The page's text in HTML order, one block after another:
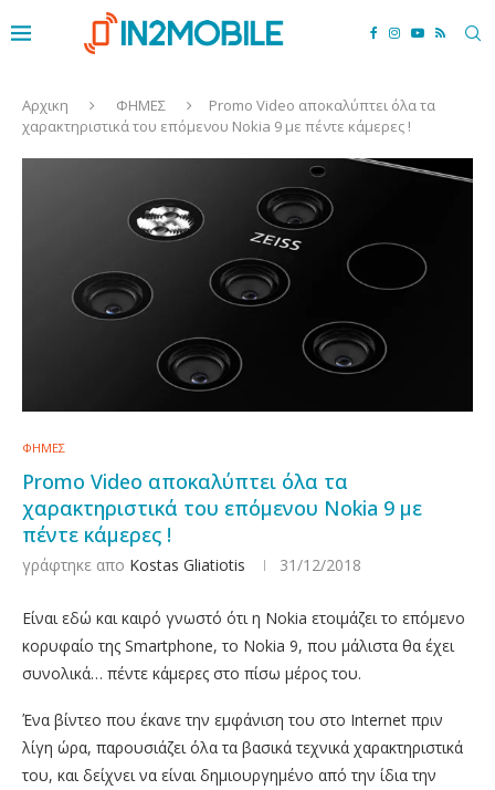
Αρχικη ΦΗΜΕΣ
Promo Video αποκαλύπτει όλα τα
χαρακτηριστικά του επόμενου Nokia 9 με πέντε κάμερες !
ΦΗΜΕΣ
Promo Video αποκαλύπτει όλα τα
χαρακτηριστικά του επόμενου Nokia 9 με
πέντε κάμερες !
γράφτηκε απο Kostas Gliatiotis 31/12/2018
Είναι εδώ και καιρό γνωστό ότι η Nokia ετοιμάζει το επόμενο
κορυφαίο της Smartphone, το Nokia 9, που μάλιστα θα έχει
συνολικά… πέντε κάμερες στο πίσω μέρος του.
Ένα βίντεο που έκανε την εμφάνιση του στο Internet πριν
λίγη ώρα, παρουσιάζει όλα τα βασικά τεχνικά χαρακτηριστικά
του, και δείχνει να είναι δημιουργημένο από την ίδια την